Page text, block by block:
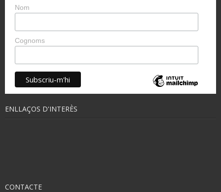
Nom
Cognoms
ENLLAÇOS D'INTERÈS
CONTACTE